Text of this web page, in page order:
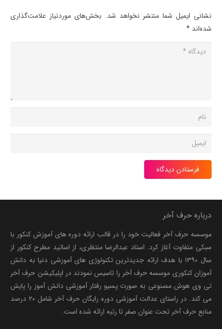
نشانی ایمیل شما منتشر نخواهد شد. بخش‌های موردنیاز علامت‌گذاری
شده‌اند *
فرستادن دیدگاه
درباره حرف آخر
موسسه حرف آخر فعالیت خود را در قالب ارائه دوره های آموزش کنکور با
سبکی متفاوت آغاز کرد. استاد عبدالرضا منتظری، از اساتید مطرح کنکور از
سال ۱۳۹۰ با هدف ارائه جدیدترین تکنولوژی های آموزشی دنیا به دانش
آموزان کنکوری موسسه حرف آخر را تاسیس نمودند در اپلیکیشن حرف آخر
تی وی هوش مصنوعی به صورت پسیو رفتار آموزشی دانش آموز را پایش
می کند. در راستای عدالت آموزشی دوره رایگان حرف آخر شامل ۲۰ درصد
منابع حرف آخر تحت عنوان صفر تا رتبه ارائه شده است.